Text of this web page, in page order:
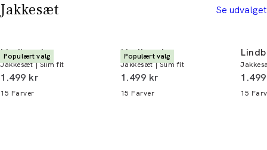
Jakkesæt Se udvalget
Populært valg
Lindbergh
Jakkesæt | Slim fit
I alt (inkl. rabat)
1.499 kr
15 Farver
Populært valg
Lindbergh
Jakkesæt | Slim fit
I alt (inkl. rabat)
1.499 kr
15 Farver
I alt
15